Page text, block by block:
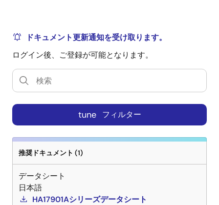
ドキュメント更新通知を受け取ります。
ログイン後、ご登録が可能となります。
tune フィルター
推奨ドキュメント (1)
データシート
日本語
HA17901Aシリーズデータシート